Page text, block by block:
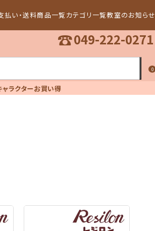
払い・送料商品一覧 カテゴリ一覧教室のお知らせ
☎049-222-0271
0
ャラクターお買い得